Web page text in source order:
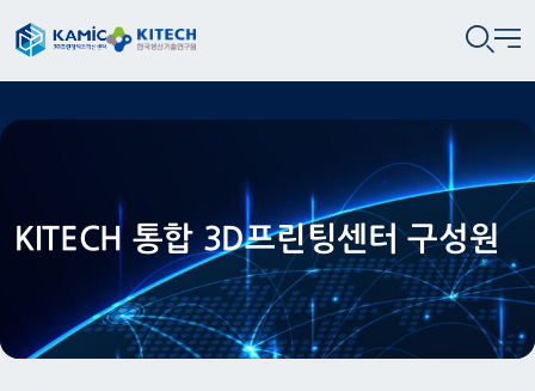
KITECH 통합 3D프린팅센터 구성원